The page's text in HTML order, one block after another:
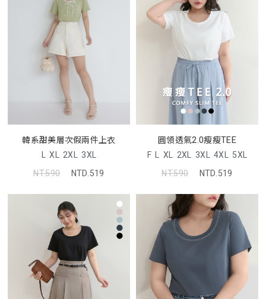
韓系甜美層次假兩件上衣
L XL 2XL 3XL
NT.590
NTD.519
圓領透氣2.0瘦瘦TEE
F L XL 2XL 3XL 4XL 5XL
NT.590
NTD.519